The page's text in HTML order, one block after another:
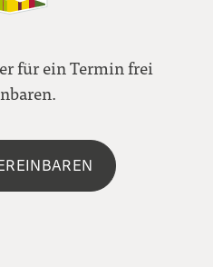
für ein Termin frei